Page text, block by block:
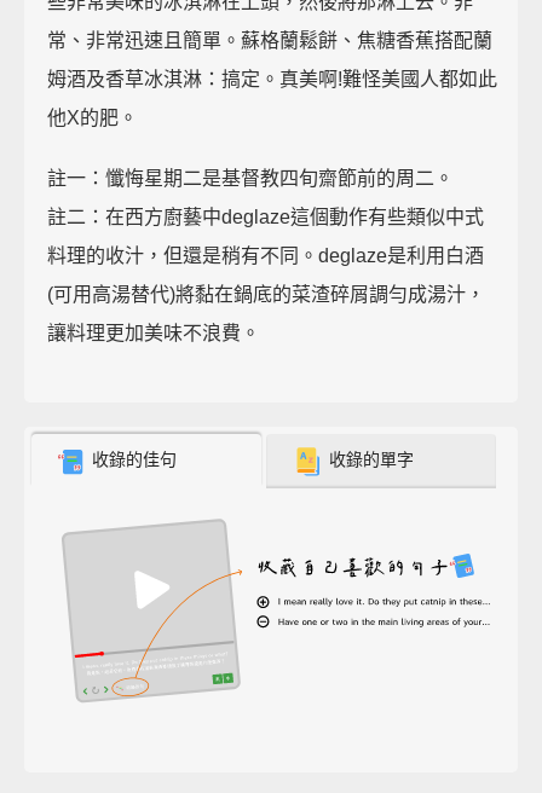
常、非常迅速且簡單。蘇格蘭鬆餅、焦糖香蕉搭配蘭
姆酒及香草冰淇淋：搞定。真美啊!難怪美國人都如此
他X的肥。
註一：懺悔星期二是基督教四旬齋節前的周二。
註二：在西方廚藝中deglaze這個動作有些類似中式
料理的收汁，但還是稍有不同。deglaze是利用白酒
(可用高湯替代)將黏在鍋底的菜渣碎屑調勻成湯汁，
讓料理更加美味不浪費。
收錄的佳句 收錄的單字